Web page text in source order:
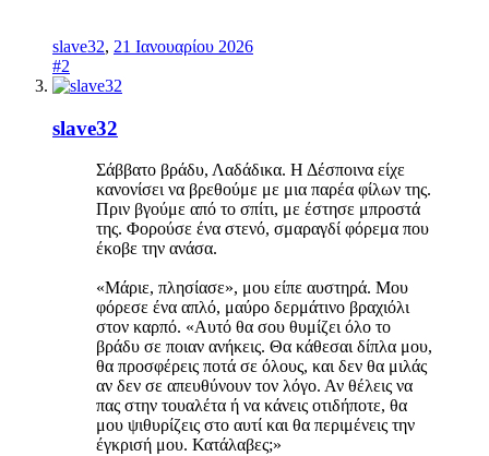
slave32, 21 Ιανουαρίου 2026
#2
slave32
Σάββατο βράδυ, Λαδάδικα. Η Δέσποινα είχε
κανονίσει να βρεθούμε με μια παρέα φίλων της.
Πριν βγούμε από το σπίτι, με έστησε μπροστά
της. Φορούσε ένα στενό, σμαραγδί φόρεμα που
έκοβε την ανάσα.
«Μάριε, πλησίασε», μου είπε αυστηρά. Μου
φόρεσε ένα απλό, μαύρο δερμάτινο βραχιόλι
στον καρπό. «Αυτό θα σου θυμίζει όλο το
βράδυ σε ποιαν ανήκεις. Θα κάθεσαι δίπλα μου,
θα προσφέρεις ποτά σε όλους, και δεν θα μιλάς
αν δεν σε απευθύνουν τον λόγο. Αν θέλεις να
πας στην τουαλέτα ή να κάνεις οτιδήποτε, θα
μου ψιθυρίζεις στο αυτί και θα περιμένεις την
έγκρισή μου. Κατάλαβες;»